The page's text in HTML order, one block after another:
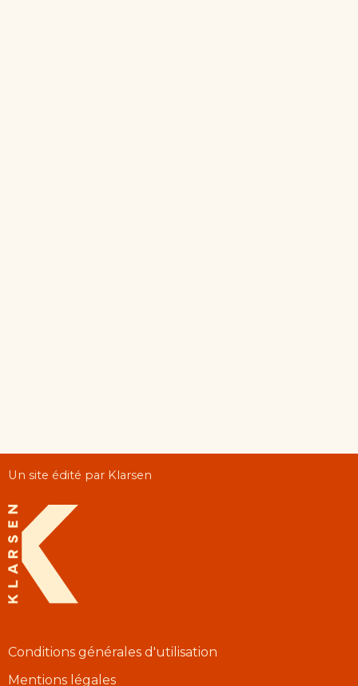
Un site édité par Klarsen
Conditions générales d'utilisation
Mentions légales